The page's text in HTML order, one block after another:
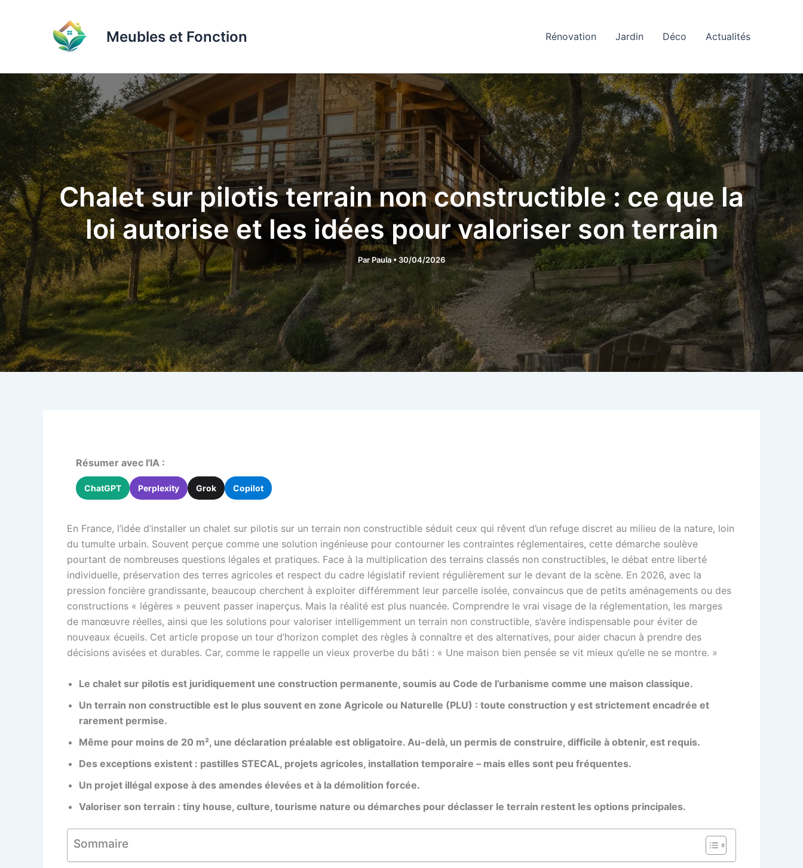
Meubles et Fonction Rénovation Jardin Déco Actualités
Chalet sur pilotis terrain non constructible : ce que la
loi autorise et les idées pour valoriser son terrain
ParPaula•30/04/2026
Résumer avec l'IA :
ChatGPT Perplexity Grok Copilot
En France, l’idée d’installer un chalet sur pilotis sur un terrain non constructible séduit ceux qui rêvent d’un refuge discret au milieu de la nature, loin
du tumulte urbain. Souvent perçue comme une solution ingénieuse pour contourner les contraintes réglementaires, cette démarche soulève
pourtant de nombreuses questions légales et pratiques. Face à la multiplication des terrains classés non constructibles, le débat entre liberté
individuelle, préservation des terres agricoles et respect du cadre législatif revient régulièrement sur le devant de la scène. En 2026, avec la
pression foncière grandissante, beaucoup cherchent à exploiter différemment leur parcelle isolée, convaincus que de petits aménagements ou des
constructions « légères » peuvent passer inaperçus. Mais la réalité est plus nuancée. Comprendre le vrai visage de la réglementation, les marges
de manœuvre réelles, ainsi que les solutions pour valoriser intelligemment un terrain non constructible, s’avère indispensable pour éviter de
nouveaux écueils. Cet article propose un tour d’horizon complet des règles à connaître et des alternatives, pour aider chacun à prendre des
décisions avisées et durables. Car, comme le rappelle un vieux proverbe du bâti : « Une maison bien pensée se vit mieux qu’elle ne se montre. »
Le chalet sur pilotis est juridiquement une construction permanente, soumis au Code de l’urbanisme comme une maison classique.
Un terrain non constructible est le plus souvent en zone Agricole ou Naturelle (PLU) : toute construction y est strictement encadrée et
rarement permise.
Même pour moins de 20 m², une déclaration préalable est obligatoire. Au-delà, un permis de construire, difficile à obtenir, est requis.
Des exceptions existent : pastilles STECAL, projets agricoles, installation temporaire – mais elles sont peu fréquentes.
Un projet illégal expose à des amendes élevées et à la démolition forcée.
Valoriser son terrain : tiny house, culture, tourisme nature ou démarches pour déclasser le terrain restent les options principales.
Sommaire